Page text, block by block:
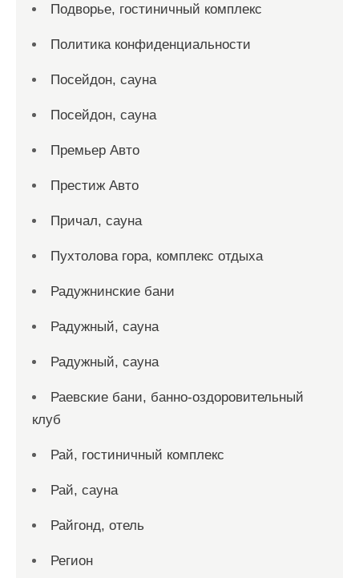
Подворье, гостиничный комплекс
Политика конфиденциальности
Посейдон, сауна
Посейдон, сауна
Премьер Авто
Престиж Авто
Причал, сауна
Пухтолова гора, комплекс отдыха
Радужнинские бани
Радужный, сауна
Радужный, сауна
Раевские бани, банно-оздоровительный
клуб
Рай, гостиничный комплекс
Рай, сауна
Райгонд, отель
Регион